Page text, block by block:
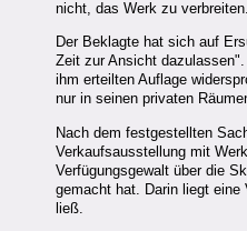
nicht, das Werk zu verbreiten.
Der Beklagte hat sich auf
Zeit zur Ansicht
ihm erteilten Auflage
nur in seinen privaten
Nach dem festgestellten
Verkaufsausstellung mit
Verfügungsgewalt über die
gemacht hat. Darin liegt eine
ließ.